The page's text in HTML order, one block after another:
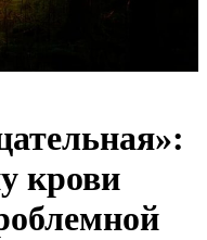
крови